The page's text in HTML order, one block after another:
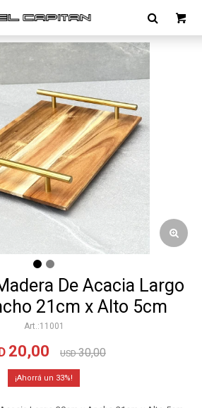
De Acacia Largo
21cm x Alto 5cm
11001
20,00 USD 30,00
33